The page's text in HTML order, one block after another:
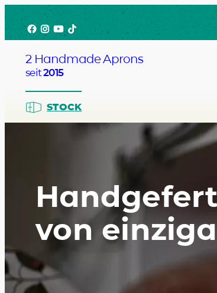
Inhalt
springen
Facebook
Instagram
YouTube
TikTok
2 Handmade Aprons
seit2015
STOCK
von